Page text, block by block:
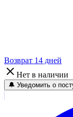
Возврат 14 дней
Нет в наличии
🔔 Уведомить о